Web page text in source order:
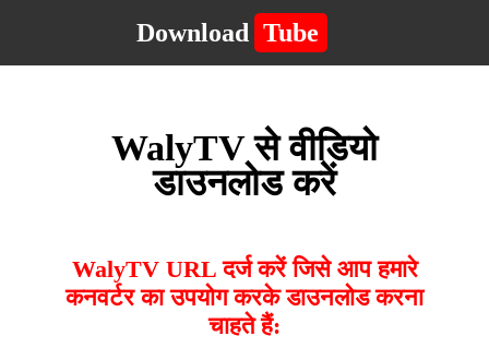
Download Tube
WalyTV से वीडियो
डाउनलोड करें
WalyTV URL दर्ज करें जिसे आप हमारे
कनवर्टर का उपयोग करके डाउनलोड करना
चाहते हैं: